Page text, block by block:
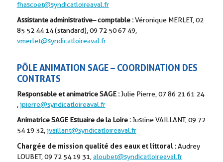
fhascoet@syndicatloireaval.fr
Assistante administrative– comptable :Véronique MERLET, 02
85 52 44 14 (standard), 09 72 50 67 49,
vmerlet@syndicatloireaval.fr
PÔLEANIMATION SAGE – COORDINATION DES
CONTRATS
Responsable et animatrice SAGE :Julie Pierre, 07 86 21 61 24
jpierre@syndicatloireaval.fr
Animatrice SAGE Estuaire de la Loire :Justine VAILLANT, 09 72
54 19 32 jvaillant@syndicatloireaval.fr
Chargée de mission qualité des eaux et littoral:Audrey
LOUBET, 09 72 54 19 31, aloubet@syndicatloireaval.fr